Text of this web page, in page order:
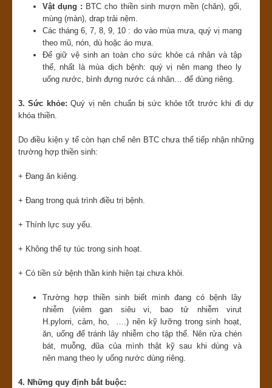
Vật dụng : BTC cho thiền sinh mượn mền (chăn), gối,
mùng (màn), drap trải nệm.
Các tháng 6, 7, 8, 9, 10 : do vào mùa mưa, quý vị mang
theo mũ, nón, dù hoặc áo mưa.
Để giữ vệ sinh an toàn cho sức khỏe cá nhân và tập
thể, nhất là mùa dịch bệnh: quý vị nên mang theo ly
uống nước, bình đựng nước cá nhân… để dùng riêng.
3. Sức khỏe:Quý vị nên chuẩn bị sức khỏe tốt trước khi đi dự
khóa thiền.
Do điều kiện y tế còn hạn chế nên BTC chưa thể tiếp nhận những
trường hợp thiền sinh:
+ Đang ăn kiêng.
+ Đang trong quá trình điều trị bệnh.
+ Thính lực suy yếu.
+ Không thể tự túc trong sinh hoạt.
+ Có tiền sử bệnh thần kinh hiện tại chưa khỏi.
Trường hợp thiền sinh biết mình đang có bệnh lây
nhiễm (viêm gan siêu vi, bao tử nhiễm virut
H.pylorri, cảm, ho, ….) nên kỹ lưỡng trong sinh hoạt,
ăn, uống để tránh lây nhiễm cho tập thể. Nên rửa chén
bát, muỗng, đũa của mình thật kỹ sau khi dùng và
nên mang theo ly uống nước dùng riêng.
4. Những quy định bắt buộc: